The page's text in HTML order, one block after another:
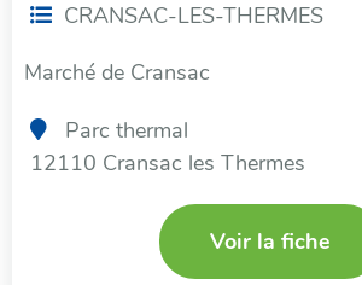
CRANSAC-LES-THERMES
Marché de Cransac
Parc thermal
12110 Cransac les Thermes
Voir la fiche